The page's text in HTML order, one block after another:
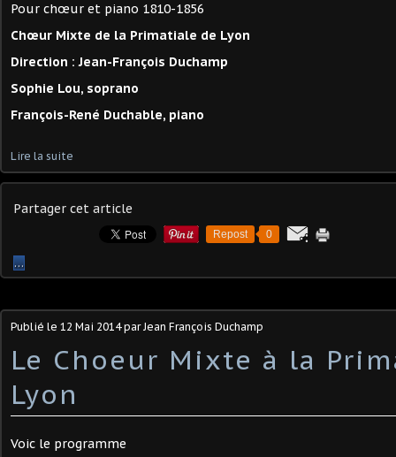
Pour chœur et piano 1810-1856
Chœur Mixte de la Primatiale de Lyon
Direction : Jean-François Duchamp
Sophie Lou, soprano
François-René Duchable, piano
Lire la suite
Partager cet article
Repost 0
…
Publié le 12 Mai 2014par Jean François Duchamp
Le Choeur Mixte à la
Lyon
Voic le programme